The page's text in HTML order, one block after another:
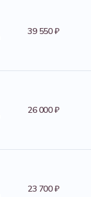
39 550 ₽
26 000 ₽
23 700 ₽